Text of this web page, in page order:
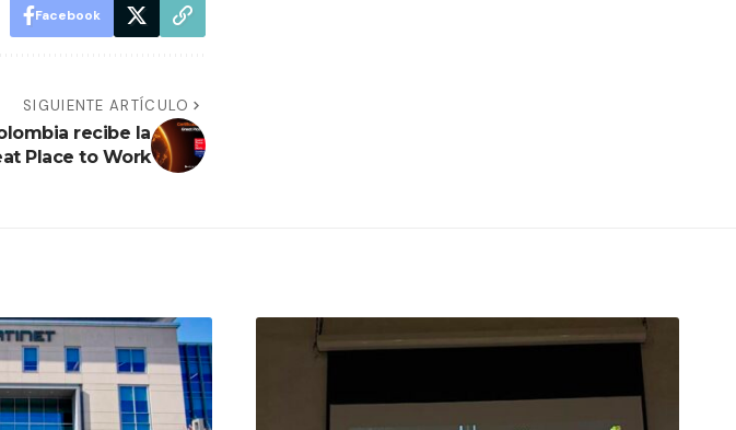
Facebook
SIGUIENTE ARTÍCULO
recibe la
Place to Work